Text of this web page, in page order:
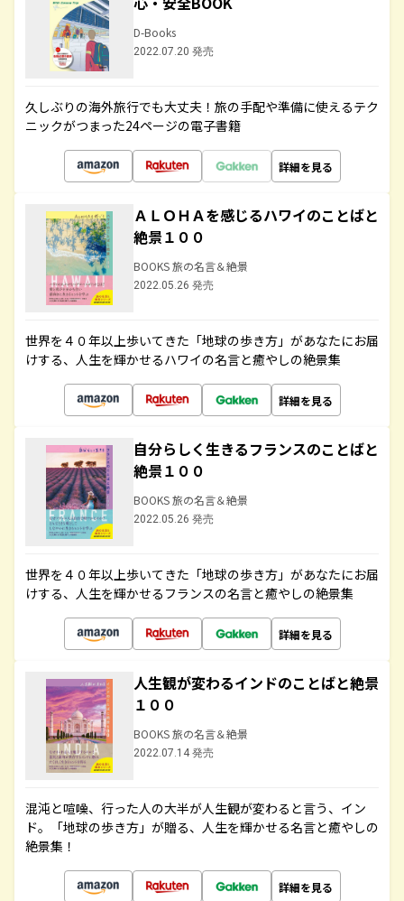
D-Books
2022.07.20 発売
久しぶりの海外旅行でも大丈夫！旅の手配や準備に使えるテク
ニックがつまった24ページの電子書籍
詳細を見る
ＡＬＯＨＡを感じるハワイのことばと
絶景１００
BOOKS 旅の名言＆絶景
2022.05.26 発売
世界を４０年以上歩いてきた「地球の歩き方」があなたにお届
けする、人生を輝かせるハワイの名言と癒やしの絶景集
詳細を見る
自分らしく生きるフランスのことばと
絶景１００
BOOKS 旅の名言＆絶景
2022.05.26 発売
世界を４０年以上歩いてきた「地球の歩き方」があなたにお届
けする、人生を輝かせるフランスの名言と癒やしの絶景集
詳細を見る
人生観が変わるインドのことばと絶景
１００
BOOKS 旅の名言＆絶景
2022.07.14 発売
混沌と喧噪、行った人の大半が人生観が変わると言う、イン
ド。「地球の歩き方」が贈る、人生を輝かせる名言と癒やしの
絶景集！
詳細を見る